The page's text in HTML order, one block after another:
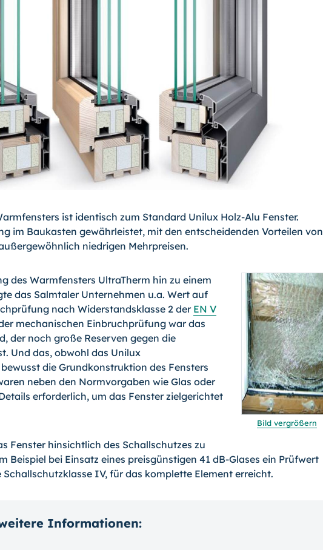
ist identisch zum Standard Unilux Holz-Alu Fenster.
im Baukasten gewährleistet, mit den entscheidenden Vorteilen von
niedrigen Mehrpreisen.
Bild vergrößern
des Warmfensters UltraTherm hin zu einem
das Salmtaler Unternehmen u.a. Wert auf
nach Widerstandsklasse 2 der EN V
mechanischen Einbruchprüfung war das
der noch große Reserven gegen die
Und das, obwohl das Unilux
die Grundkonstruktion des Fensters
neben den Normvorgaben wie Glas oder
erforderlich, um das Fenster zielgerichtet
Fenster hinsichtlich des Schallschutzes zu
Beispiel bei Einsatz eines preisgünstigen 41 dB-Glases ein Prüfwert
IV, für das komplette Element erreicht.
Informationen: